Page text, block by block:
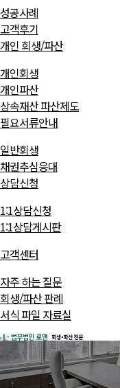
성공사례
고객후기
개인 회생/파산
개인회생
개인파산
상속재산 파산제도
필요서류안내
일반회생
채권추심응대
상담신청
1:1상담신청
1:1상담게시판
고객센터
자주 하는 질문
회생/파산 판례
서식 파일 자료실